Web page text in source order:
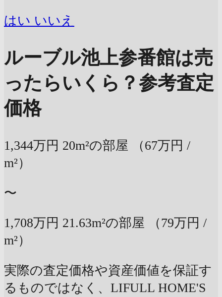
はい いいえ
ルーブル池上参番館は売
ったらいくら？参考査定
価格
1,344万円 20m²の部屋
（67万円 /
m²）
〜
1,708万円 21.63m²の部屋
（79万円 /
m²）
実際の査定価格や資産価値を保証す
るものではなく、LIFULL HOME'S